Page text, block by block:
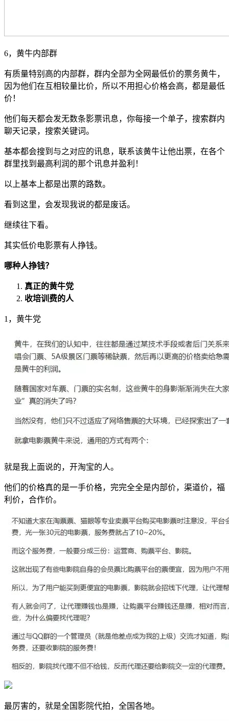
6，黄牛内部群
有质量特别高的内部群，群内全部为全网最低价的票务黄牛，
因为他们在互相较量比价，所以不用担心价格会高，都是最低
价！
他们每天都会发无数条影票讯息，你每接一个单子，搜索群内
聊天记录，搜索关键词。
基本都会搜到与之对应的讯息，联系该黄牛让他出票，在各个
群里找到最高利润的那个讯息并盈利！
以上基本上都是出票的路数。
看到这里，会发现我说的都是废话。
继续往下看。
其实低价电影票有人挣钱。
哪种人挣钱？
真正的黄牛党
收培训费的人
1，黄牛党
就是我上面说的，开淘宝的人。
他们的价格真的是一手价格，完完全全是内部价，渠道价，福
利价，合作价。
最厉害的，就是全国影院代拍，全国各地。